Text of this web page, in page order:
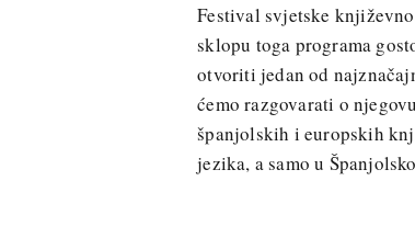
Festival svjetske
sklopu toga programa
otvoriti jedan od
ćemo razgovarati o njegovu
španjolskih i europskih
jezika, a samo u